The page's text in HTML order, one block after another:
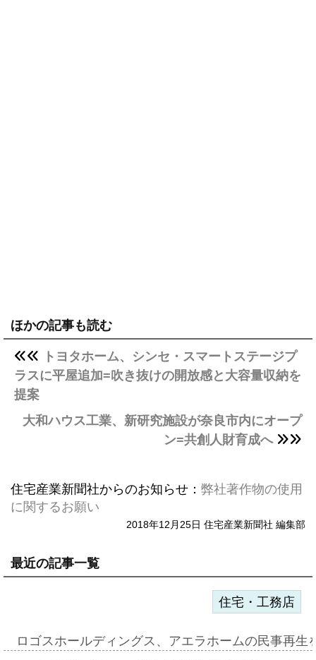
ほかの記事も読む
トヨタホーム、シンセ・スマートステージプ
ラスに平屋追加=吹き抜けの開放感と大容量収納を
提案
大和ハウス工業、新研究施設が奈良市内にオープ
ン=共創人財育成へ
住宅産業新聞社からのお知らせ： 弊社著作物の使用
に関するお願い
2018年12月25日 住宅産業新聞社 編集部
最近の記事一覧
住宅・工務店
ロゴスホールディングス、アエラホームの民事再